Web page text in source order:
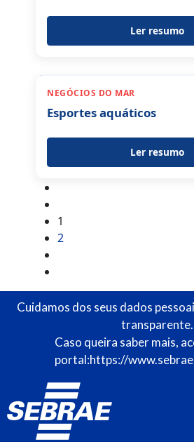
Ler resumo
NEGÓCIOS DO MAR
Esportes aquáticos
Ler resumo
1
2
Cuidamos dos seus dados
transparente.
Caso queira saber mais,
portal:https://